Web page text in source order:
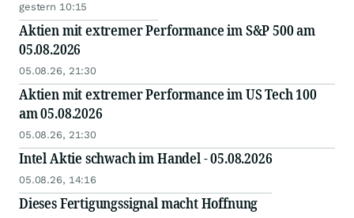
gestern 10:15
Aktien mit extremer Performance im S&P 500 am
05.08.2026
05.08.26, 21:30
Aktien mit extremer Performance im US Tech 100
am 05.08.2026
05.08.26, 21:30
Intel Aktie schwach im Handel - 05.08.2026
05.08.26, 14:16
Dieses Fertigungssignal macht Hoffnung